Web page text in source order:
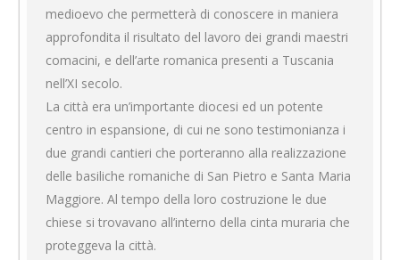
medioevo che permetterà di conoscere in maniera
approfondita il risultato del lavoro dei grandi maestri
comacini, e dell’arte romanica presenti a Tuscania
nell’XI secolo.
La città era un’importante diocesi ed un potente
centro in espansione, di cui ne sono testimonianza i
due grandi cantieri che porteranno alla realizzazione
delle basiliche romaniche di San Pietro e Santa Maria
Maggiore. Al tempo della loro costruzione le due
chiese si trovavano all’interno della cinta muraria che
proteggeva la città.